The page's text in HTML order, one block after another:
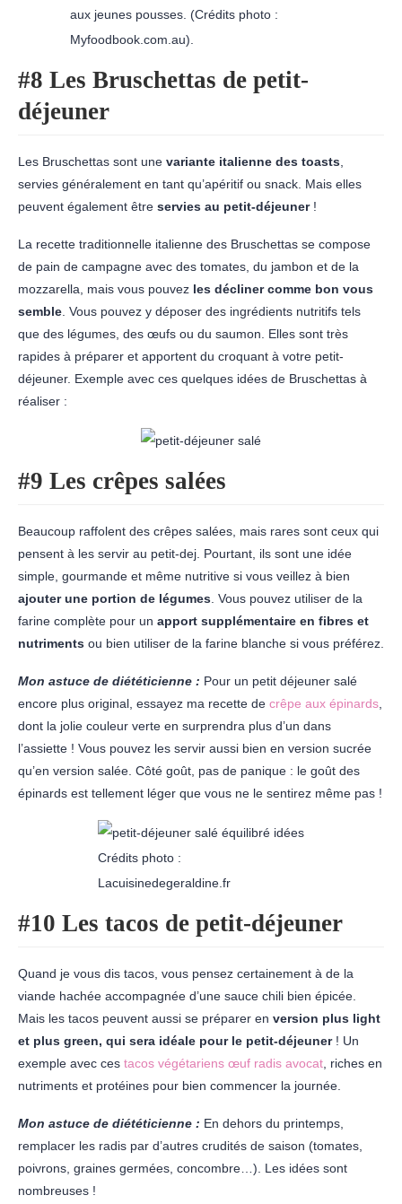
aux jeunes pousses. (Crédits photo :
Myfoodbook.com.au).
#8 Les Bruschettas de petit-
déjeuner
Les Bruschettas sont une variante italienne des toasts
servies généralement en tant qu’apéritif ou snack. Mais elles
peuvent également être servies au petit-déjeuner!
La recette traditionnelle italienne des Bruschettas se compose
de pain de campagne avec des tomates, du jambon et de la
mozzarella, mais vous pouvez les décliner comme bon vous
semble . Vous pouvez y déposer des ingrédients nutritifs tels
que des légumes, des œufs ou du saumon. Elles sont très
rapides à préparer et apportent du croquant à votre petit-
déjeuner. Exemple avec ces quelques idées de Bruschettas à
réaliser :
#9 Les crêpes salées
Beaucoup raffolent des crêpes salées, mais rares sont ceux qui
pensent à les servir au petit-dej. Pourtant, ils sont une idée
simple, gourmande et même nutritive si vous veillez à bien
ajouter une portion de légumes . Vous pouvez utiliser de la
farine complète pour un apport supplémentaire en fibres et
nutriments ou bien utiliser de la farine blanche si vous préférez.
Mon astuce de diététicienne : Pour un petit déjeuner salé
encore plus original, essayez ma recette de crêpe aux épinards
dont la jolie couleur verte en surprendra plus d’un dans
l’assiette ! Vous pouvez les servir aussi bien en version sucrée
qu’en version salée. Côté goût, pas de panique : le goût des
épinards est tellement léger que vous ne le sentirez même pas !
Crédits photo :
Lacuisinedegeraldine.fr
#10 Les tacos de petit-déjeuner
Quand je vous dis tacos, vous pensez certainement à de la
viande hachée accompagnée d’une sauce chili bien épicée.
Mais les tacos peuvent aussi se préparer en version plus light
et plus green, qui sera idéale pour le petit-déjeuner ! Un
exemple avec ces tacos végétariens œuf radis avocat , riches en
nutriments et protéines pour bien commencer la journée.
Mon astuce de diététicienne : En dehors du printemps,
remplacer les radis par d’autres crudités de saison (tomates,
poivrons, graines germées, concombre…). Les idées sont
nombreuses !